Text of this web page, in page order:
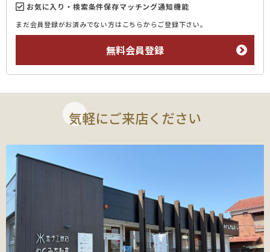
お気に入り・検索条件保存マッチング通知機能
まだ会員登録がお済みでない方はこちらからご登録下さい。
無料会員登録
気軽にご来店ください